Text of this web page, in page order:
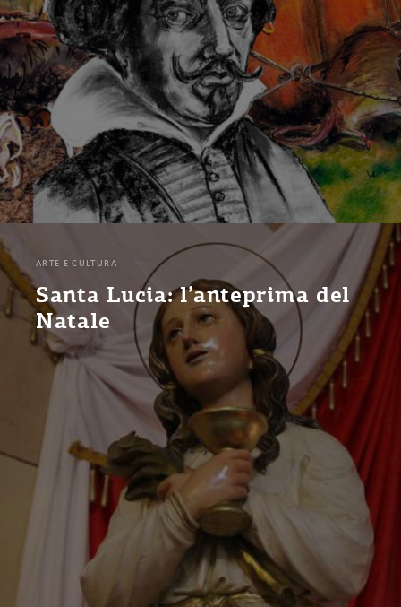
ARTE E CULTURA
Santa Lucia: l’anteprima del
Natale